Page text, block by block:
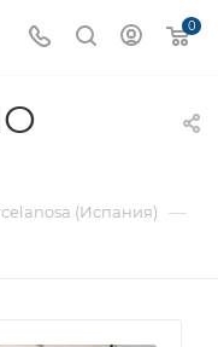
0
(Испания) —